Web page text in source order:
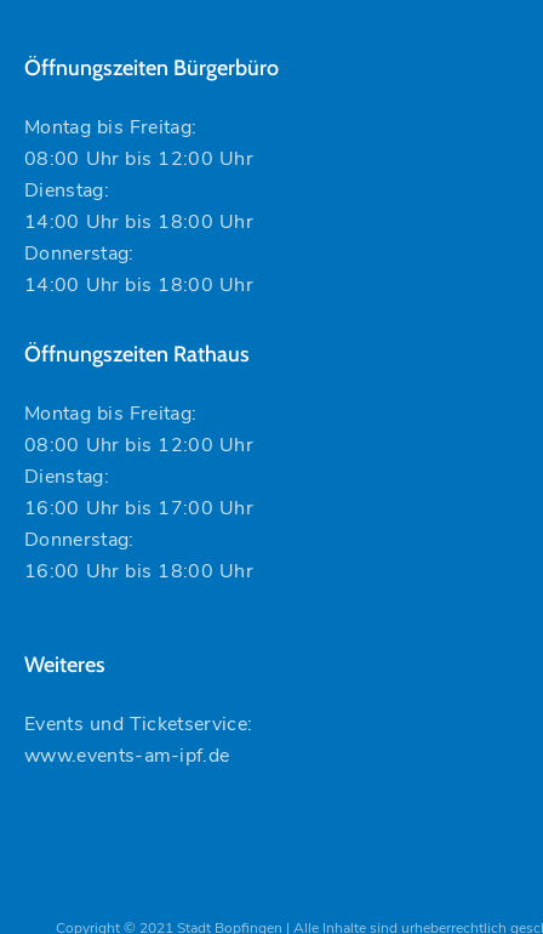
Öffnungszeiten Bürgerbüro
Montag bis Freitag:
08:00 Uhr bis 12:00 Uhr
Dienstag:
14:00 Uhr bis 18:00 Uhr
Donnerstag:
14:00 Uhr bis 18:00 Uhr
Öffnungszeiten Rathaus
Montag bis Freitag:
08:00 Uhr bis 12:00 Uhr
Dienstag:
16:00 Uhr bis 17:00 Uhr
Donnerstag:
16:00 Uhr bis 18:00 Uhr
Weiteres
Events und Ticketservice:
www.events-am-ipf.de
Copyright © 2021 Stadt Bopfingen | Alle Inhalte sind urheberrechtlich